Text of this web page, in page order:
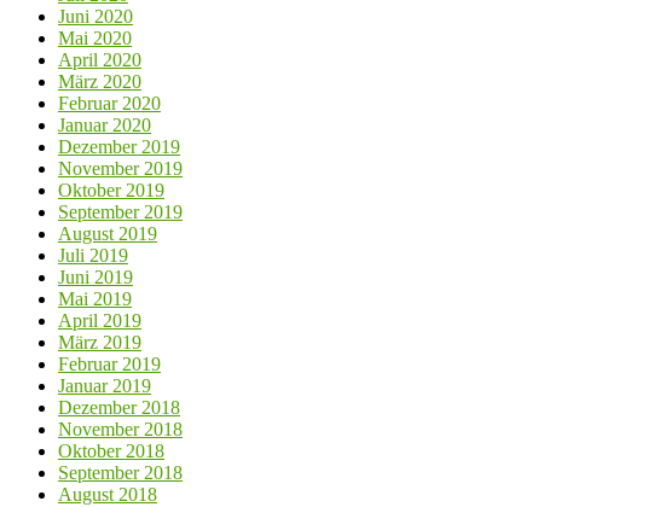
Juni 2020
Mai 2020
April 2020
März 2020
Februar 2020
Januar 2020
Dezember 2019
November 2019
Oktober 2019
September 2019
August 2019
Juli 2019
Juni 2019
Mai 2019
April 2019
März 2019
Februar 2019
Januar 2019
Dezember 2018
November 2018
Oktober 2018
September 2018
August 2018